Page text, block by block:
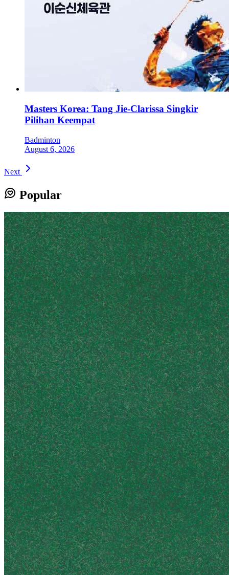
Masters Korea: Tang Jie-Clarissa Singkir
Pilihan Keempat
Badminton
August 6, 2026
Next
Popular